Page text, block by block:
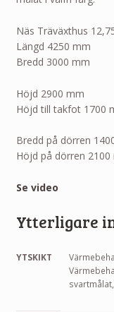
Näs Träväxthus
Längd 4250 mm
Bredd 3000 mm
Höjd 2900 mm
Höjd till takfot 1700
Bredd på dörren
Höjd på dörren 2100
Se video
Ytterligare
YTSKIKT